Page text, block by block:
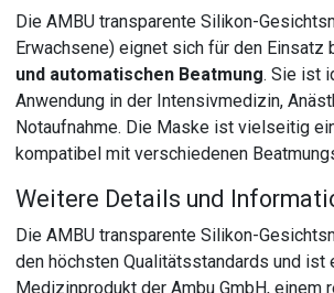
Die AMBU transparente Silikon-
Erwachsene) eignet sich für den Einsatz
und automatischen Beatmung. Sie ist
Anwendung in der Intensivmedizin,
Notaufnahme. Die Maske ist vielseitig
kompatibel mit verschiedenen
Weitere Details und
Die AMBU transparente Silikon-
den höchsten Qualitätsstandards und ist
Medizinprodukt der Ambu GmbH, einem